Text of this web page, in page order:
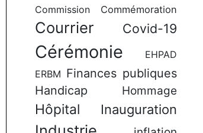
Commission Commémoration
Courrier Covid-19
Cérémonie
EHPAD
ERBM Finances publiques
Handicap
Hommage
Hôpital Inauguration